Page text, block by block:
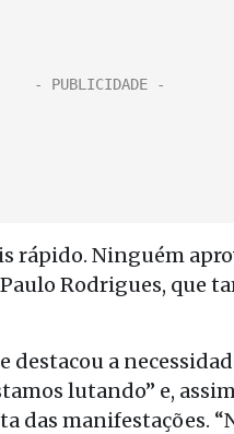
rápido. Ninguém
Rodrigues, que
a
lutando” e,
das manifestações.